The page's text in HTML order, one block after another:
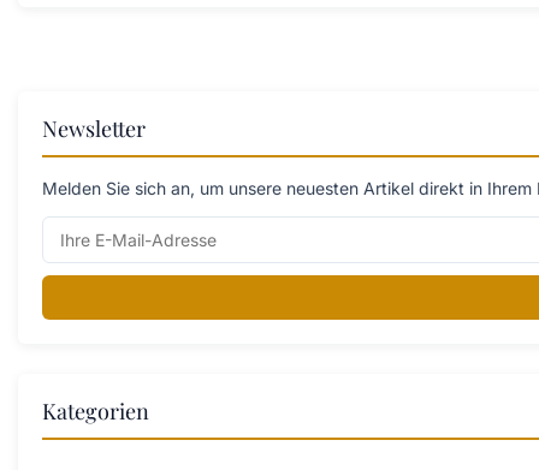
Newsletter
Melden Sie sich an, um unsere neuesten Artikel direkt in
Kategorien